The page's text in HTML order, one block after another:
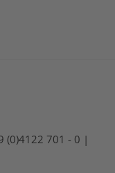
(0)4122 701 - 0 |